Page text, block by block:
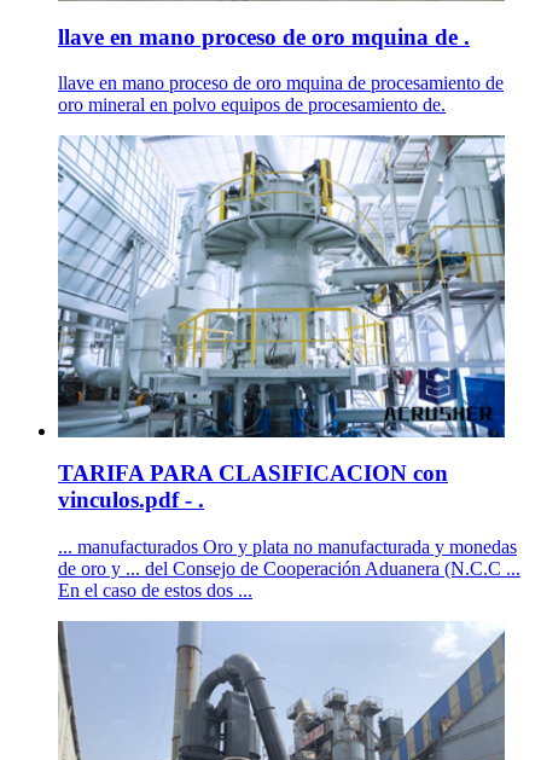
llave en mano proceso de oro mquina de .
llave en mano proceso de oro mquina de procesamiento de
oro mineral en polvo equipos de procesamiento de.
TARIFA PARA CLASIFICACION con
vinculos.pdf - .
... manufacturados Oro y plata no manufacturada y monedas
de oro y ... del Consejo de Cooperación Aduanera (N.C.C ...
En el caso de estos dos ...